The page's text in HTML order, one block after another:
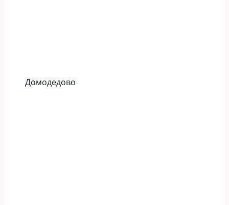
Домодедово